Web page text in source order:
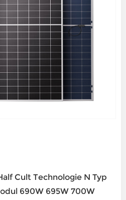
Cult Technologie N Typ
690W 695W 700W